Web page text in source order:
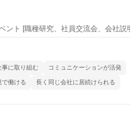
ト [職種研究、社員交流会、会社説
事に取り組む コミュニケーションが活発
で働ける 長く同じ会社に居続けられる